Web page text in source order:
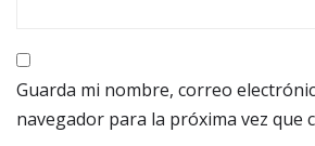
Guarda mi nombre, correo
navegador para la próxima vez que